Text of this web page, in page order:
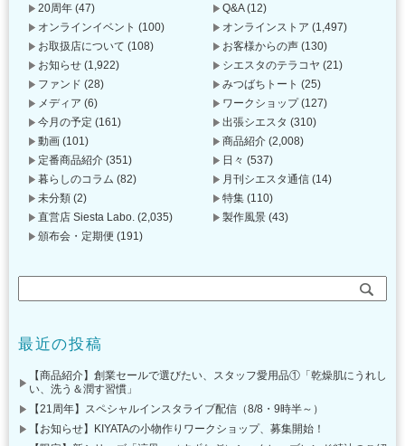
20周年 (47) Q&A(12)
オンラインイベント (100) オンラインストア (1,497)
お取扱店について (108) お客様からの声 (130)
お知らせ (1,922) シエスタのテラコヤ (21)
ファンド (28) みつばちトート (25)
メディア (6) ワークショップ(127)
今月の予定 (161) 出張シエスタ (310)
動画 (101) 商品紹介 (2,008)
定番商品紹介 (351) 日々 (537)
暮らしのコラム (82) 月刊シエスタ通信 (14)
未分類 (2) 特集 (110)
直営店 Siesta Labo. (2,035) 製作風景 (43)
頒布会・定期便 (191)
最近の投稿
【商品紹介】創業セールで選びたい、スタッフ愛用品①「乾燥肌にうれし
い、洗う＆潤す習慣」
【21周年】スペシャルインスタライブ配信（8/8・9時半～）
【お知らせ】KIYATAの小物作りワークショップ、募集開始！